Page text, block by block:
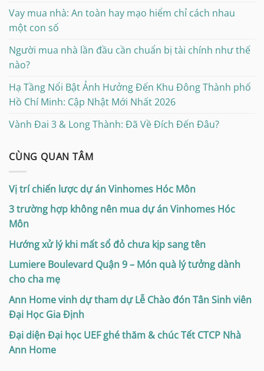
Vay mua nhà: An toàn hay mạo hiểm chỉ cách nhau
một con số
Người mua nhà lần đầu cần chuẩn bị tài chính như thế
nào?
Hạ Tầng Nổi Bật Ảnh Hưởng Đến Khu Đông Thành phố
Hồ Chí Minh: Cập Nhật Mới Nhất 2026
Vành Đai 3 & Long Thành: Đã Về Đích Đến Đâu?
CÙNG QUAN TÂM
Vị trí chiến lược dự án Vinhomes Hóc Môn
3 trường hợp không nên mua dự án Vinhomes Hóc
Môn
Hướng xử lý khi mất sổ đỏ chưa kịp sang tên
Lumiere Boulevard Quận 9 – Món quà lý tưởng dành
cho cha mẹ
Ann Home vinh dự tham dự Lễ Chào đón Tân Sinh viên
Đại Học Gia Định
Đại diện Đại học UEF ghé thăm & chúc Tết CTCP Nhà
Ann Home